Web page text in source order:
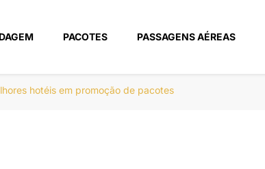
PACOTES PASSAGENS AÉREAS
hotéis em promoção de pacotes